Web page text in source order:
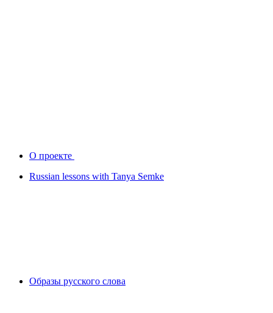
О проекте
Russian lessons with Tanya Semke
Образы русского слова